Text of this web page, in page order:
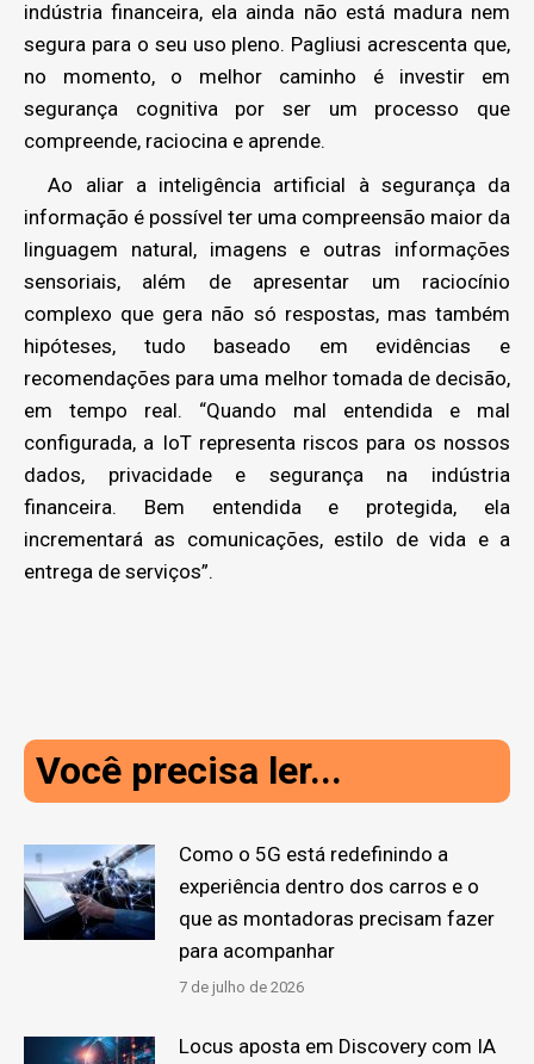
indústria financeira, ela ainda não está madura nem
segura para o seu uso pleno. Pagliusi acrescenta que,
no momento, o melhor caminho é investir em
segurança cognitiva por ser um processo que
compreende, raciocina e aprende.
Ao aliar a inteligência artificial à segurança da
informação é possível ter uma compreensão maior da
linguagem natural, imagens e outras informações
sensoriais, além de apresentar um raciocínio
complexo que gera não só respostas, mas também
hipóteses, tudo baseado em evidências e
recomendações para uma melhor tomada de decisão,
em tempo real. “Quando mal entendida e mal
configurada, a IoT representa riscos para os nossos
dados, privacidade e segurança na indústria
financeira. Bem entendida e protegida, ela
incrementará as comunicações, estilo de vida e a
entrega de serviços”.
Você precisa ler...
Como o 5G está redefinindo a
experiência dentro dos carros e o
que as montadoras precisam fazer
para acompanhar
7 de julho de 2026
Locus aposta em Discovery com IA